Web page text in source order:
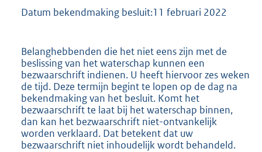
Datum bekendmaking besluit:11 februari 2022
Belanghebbenden die het niet eens zijn met de
beslissing van het waterschap kunnen een
bezwaarschrift indienen. U heeft hiervoor zes weken
de tijd. Deze termijn begint te lopen op de dag na
bekendmaking van het besluit. Komt het
bezwaarschrift te laat bij het waterschap binnen,
dan kan het bezwaarschrift niet-ontvankelijk
worden verklaard. Dat betekent dat uw
bezwaarschrift niet inhoudelijk wordt behandeld.